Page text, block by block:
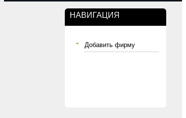
НАВИГАЦИЯ
Добавить фирму